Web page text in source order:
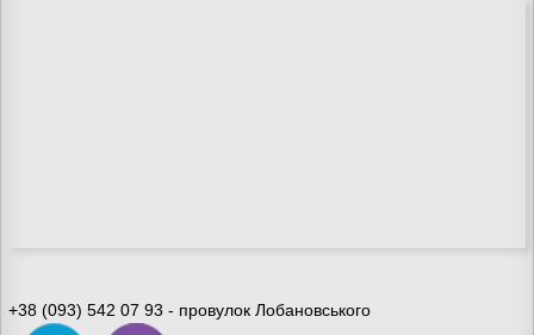
+38 (093) 542 07 93 - провулок Лобановського